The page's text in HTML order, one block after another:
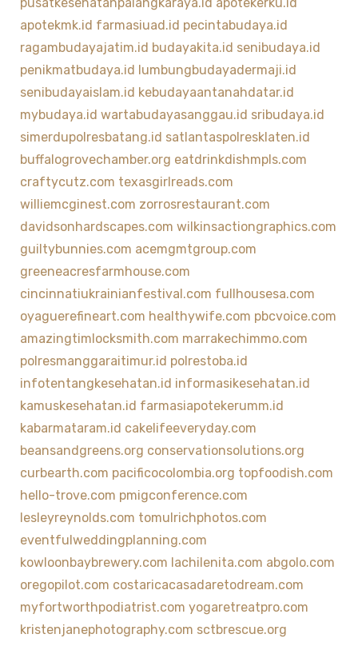
pusatkesehatanpalangkaraya.id apotekerku.id
apotekmk.id farmasiuad.id pecintabudaya.id
ragambudayajatim.id budayakita.id senibudaya.id
penikmatbudaya.id
lumbungbudayadermaji.id
senibudayaislam.id kebudayaantanahdatar.id
mybudaya.id wartabudayasanggau.id sribudaya.id
simerdupolresbatang.id satlantaspolresklaten.id
buffalogrovechamber.org eatdrinkdishmpls.com
craftycutz.com texasgirlreads.com
williemcginest.com zorrosrestaurant.com
davidsonhardscapes.com wilkinsactiongraphics.com
guiltybunnies.com acemgmtgroup.com
greeneacresfarmhouse.com
cincinnatiukrainianfestival.com fullhousesa.com
oyaguerefineart.com healthywife.com pbcvoice.com
amazingtimlocksmith.com marrakechimmo.com
polresmanggaraitimur.id polrestoba.id
infotentangkesehatan.id informasikesehatan.id
kamuskesehatan.id farmasiapotekerumm.id
kabarmataram.id cakelifeeveryday.com
beansandgreens.org conservationsolutions.org
curbearth.com pacificocolombia.org topfoodish.com
hello-trove.com pmigconference.com
lesleyreynolds.com tomulrichphotos.com
eventfulweddingplanning.com
kowloonbaybrewery.com lachilenita.com abgolo.com
oregopilot.com costaricacasadaretodream.com
myfortworthpodiatrist.com yogaretreatpro.com
kristenjanephotography.com sctbrescue.org